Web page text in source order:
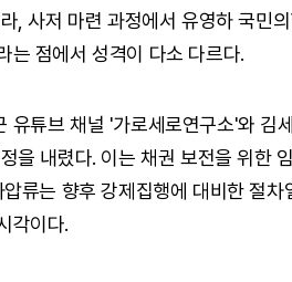
, 사저 마련 과정에서 유영하 국민
는 점에서 성격이 다소 다르다.
유튜브 채널 '가로세로연구소'와 김
을 내렸다. 이는 채권 보전을 위한
류는 향후 강제집행에 대비한 절차
각이다.